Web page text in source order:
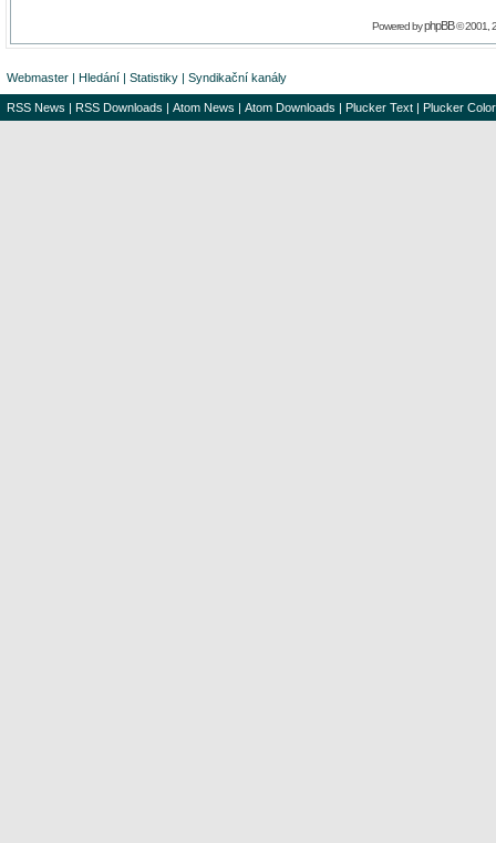
Powered byphpBB© 2001,
Webmaster | Hledání | Statistiky | Syndikační kanály
RSS News | RSS Downloads | Atom News | Atom Downloads | Plucker Text | Plucker Color